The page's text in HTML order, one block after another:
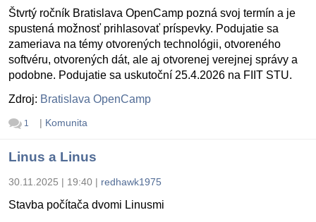
Štvrtý ročník Bratislava OpenCamp pozná svoj termín a je
spustená možnosť prihlasovať príspevky. Podujatie sa
zameriava na témy otvorených technológii, otvoreného
softvéru, otvorených dát, ale aj otvorenej verejnej správy a
podobne. Podujatie sa uskutoční 25.4.2026 na FIIT STU.
Zdroj: Bratislava OpenCamp
1 | Komunita
Linus a Linus
30.11.2025 | 19:40 | redhawk1975
Stavba počítača dvomi Linusmi